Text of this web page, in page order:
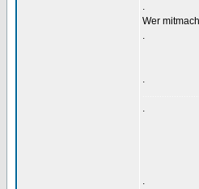
.
Wer
.
.
.
.